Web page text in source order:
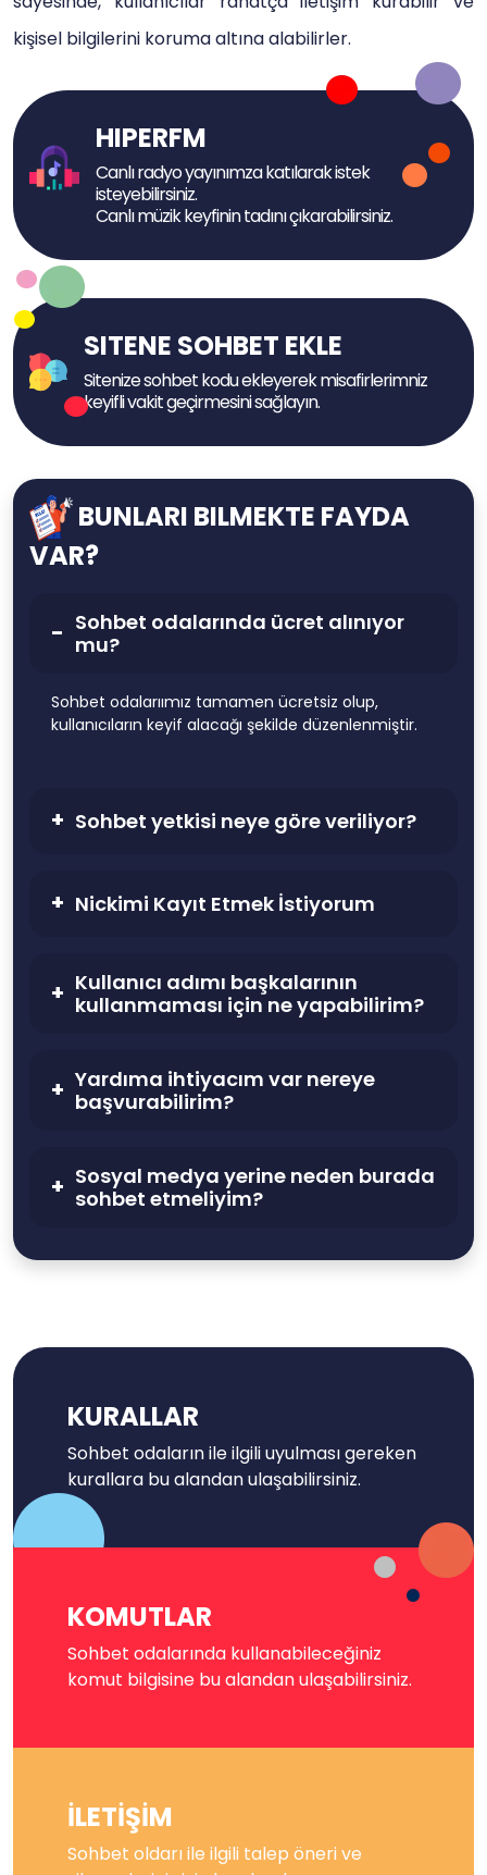
kişisel bilgilerini koruma altına alabilirler.
HIPERFM
Canlı radyo yayınımza katılarak istek
isteyebilirsiniz.
Canlı müzik keyfinin tadını çıkarabilirsiniz.
SITENE SOHBET EKLE
Sitenize sohbet kodu ekleyerek misafirlerimniz
keyifli vakit geçirmesini sağlayın.
BUNLARI BILMEKTE FAYDA
VAR?
Sohbet odalarında ücret alınıyor
mu?
Sohbet odalarıımız tamamen ücretsiz olup,
kullanıcıların keyif alacağı şekilde düzenlenmiştir.
Sohbet yetkisi neye göre veriliyor?
Nickimi Kayıt Etmek İstiyorum
Kullanıcı adımı başkalarının
kullanmaması için ne yapabilirim?
Yardıma ihtiyacım var nereye
başvurabilirim?
Sosyal medya yerine neden burada
sohbet etmeliyim?
KURALLAR
Sohbet odaların ile ilgili uyulması gereken
kurallara bu alandan ulaşabilirsiniz.
KOMUTLAR
Sohbet odalarında kullanabileceğiniz
komut bilgisine bu alandan ulaşabilirsiniz.
İLETİŞİM
Sohbet oldarı ile ilgili talep öneri ve